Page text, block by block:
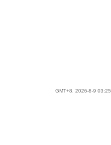
GMT+8, 2026-8-9 03:25